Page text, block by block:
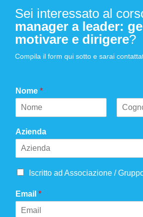
Sei interessato al
manager a leader:
motivare e dirigere?
Compila il form qui sotto e sarai
Nome *
Azienda
Iscritto ad Associazione /
Email *